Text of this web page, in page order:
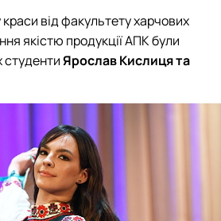
від факультету харчових
якістю продукції АПК були
студентиЯрослав Кислиця та